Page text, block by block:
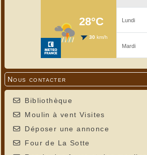
Nous contacter
Bibliothèque
Moulin à vent Visites
Déposer une annonce
Four de La Sotte